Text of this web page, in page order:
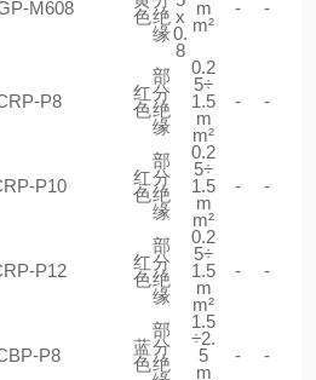
M608
色绝
缘
x
0.
8
m
m²
- -
P8
红
色
部
分
绝
缘
0.2
5÷
1.5
m
m²
- -
P10
红
色
部
分
绝
缘
0.2
5÷
1.5
m
m²
- -
P12
红
色
部
分
绝
缘
0.2
5÷
1.5
m
m²
- -
P8
蓝
色
部
分
绝
1.5
÷2.
5
m
- -